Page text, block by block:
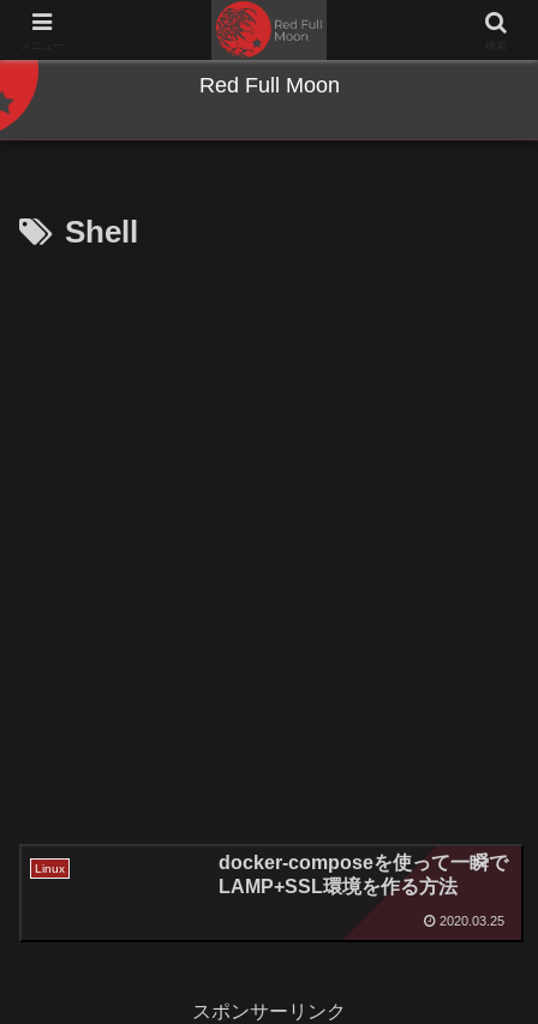
NWとキーボードのジャンク沼に沈む夜
Red Full Moon
Shell
Linux
docker-composeを使って一瞬で
LAMP+SSL環境を作る方法
2020.03.25
スポンサーリンク